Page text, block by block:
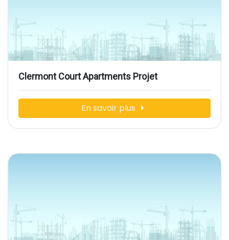
Clermont Court Apartments Projet
En savoir plus